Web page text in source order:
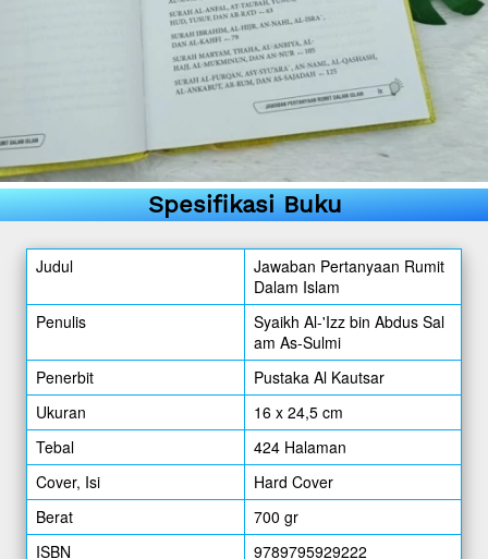
Spesifikasi Buku
Judul
Jawaban Pertanyaan Rumit
Dalam Islam
Penulis
Syaikh Al-'Izz bin Abdus Sal
am As-Sulmi
Penerbit
Pustaka Al Kautsar
Ukuran
16 x 24,5 cm
Tebal
424 Halaman
Cover, Isi
Hard Cover
Berat
700 gr
ISBN
9789795929222